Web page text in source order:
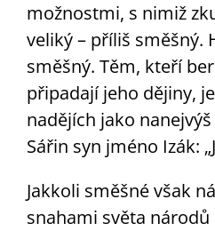
možnostmi, s nimiž
veliký – příliš směšný.
směšný. Těm, kteří
připadají jeho dějiny,
nadějích jako
Sářin syn jméno Izák:
Jakkoli směšné však
snahami světa